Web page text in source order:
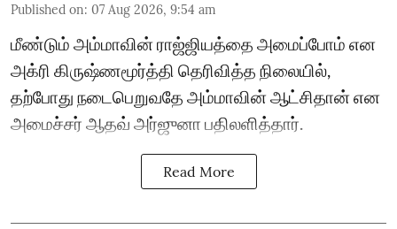
Published on: 07 Aug 2026, 9:54 am
மீண்டும் அம்மாவின் ராஜ்ஜியத்தை அமைப்போம் என
அக்ரி கிருஷ்ணமூர்த்தி தெரிவித்த நிலையில்,
தற்போது நடைபெறுவதே அம்மாவின் ஆட்சிதான் என
அமைச்சர் ஆதவ் அர்ஜுனா பதிலளித்தார்.
Read More